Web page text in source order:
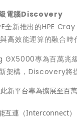
級電腦Discovery
全新推出的HPE
高效能運算的融合時
專為百萬兆級
架構，Discovery將
新平台專為擴展至百
互連（Interconnect